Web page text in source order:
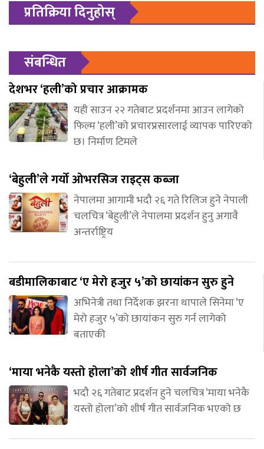
प्रतिक्रिया दिनुहोस्
संबन्धित
देशभर ‘हली’को प्रचार आक्रामक
यही साउन २२ गतेबाट प्रदर्शनमा आउन लागेको
फिल्म ‘हली’को प्रचारप्रसारलाई व्यापक पारिएको
छ। निर्माण टिमले
‘बेहुली’ले गर्यो ओभरसिज राइट्स कब्जा
नेपालमा आगामी भदौ २६ गते रिलिज हुने नेपाली
चलचित्र ‘बेहुली’ले नेपालमा प्रदर्शन हुनु अगावै
अन्तर्राष्ट्रिय
बडीमालिकाबाट ‘ए मेरो हजुर ५’को छायांकन सुरु हुने
अभिनेत्री तथा निर्देशक झरना थापाले सिनेमा ‘ए
मेरो हजुर ५’को छायांकन सुरु गर्न लागेको
बताएकी
‘माया भनेकै यस्तो होला’को शीर्ष गीत सार्वजनिक
भदौ २६ गतेबाट प्रदर्शन हुने चलचित्र ‘माया भनेकै
यस्तो होला’को शीर्ष गीत सार्वजनिक भएको छ